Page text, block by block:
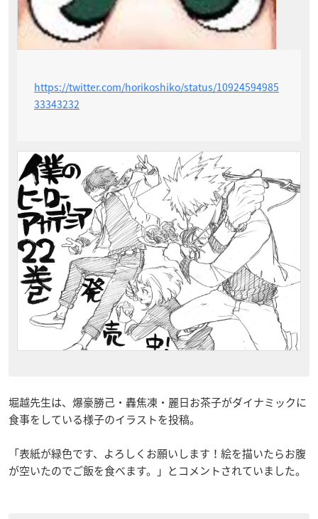
https://twitter.com/horikoshiko/status/10924594985
33343232
堀越先生は、爆豪勝己・轟焦凍・麗日お茶子がダイナミックに
食事をしている様子のイラストを投稿。
「表紙が緑色です、よろしくお願いします！絵を描いたらお腹
が空いたのでご飯を食べます。」とコメントされていました。